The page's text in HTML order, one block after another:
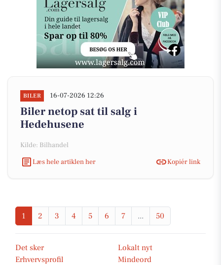
BILER 16-07-2026 12:26
Biler netop sat til salg i
Hedehusene
Kilde: Bilhandel
Læs hele artiklen her
Kopiér link
1 2 3 4 5 6 7 ... 50
Det sker
Lokalt nyt
Erhvervsprofil
Mindeord